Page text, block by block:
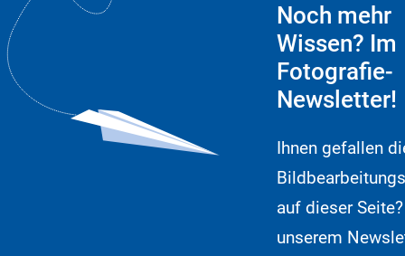
Noch mehr
Wissen? Im
Fotografie-
Newsletter!
Ihnen gefallen
auf dieser
unserem